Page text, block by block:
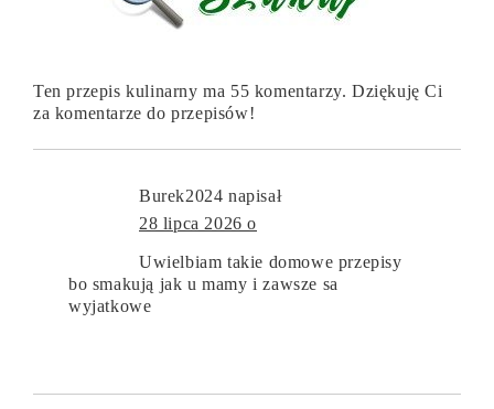
Ten przepis kulinarny ma 55 komentarzy. Dziękuję Ci
za komentarze do przepisów!
Burek2024 napisał
28 lipca 2026 o
Uwielbiam takie domowe przepisy
bo smakują jak u mamy i zawsze sa
wyjatkowe